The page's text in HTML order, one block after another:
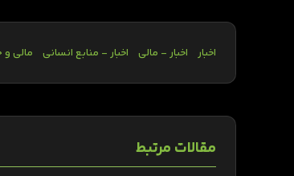
اخبار اخبار - مالی اخبار - منابع انسانی مالی و
مقالات مرتبط